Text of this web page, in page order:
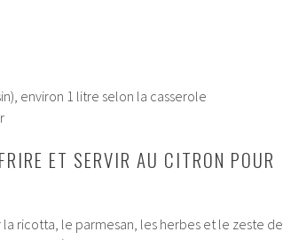
environ 1 litre selon la casserole
ET SERVIR AU CITRON POUR
ricotta, le parmesan, les herbes et le zeste de